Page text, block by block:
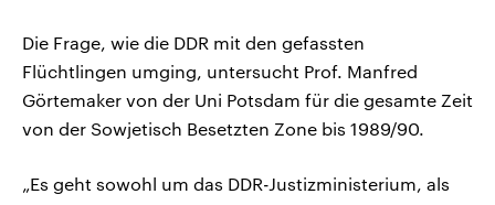
Die Frage, wie die DDR mit den gefassten
Flüchtlingen umging, untersucht Prof. Manfred
Görtemaker von der Uni Potsdam für die gesamte Zeit
von der Sowjetisch Besetzten Zone bis 1989/90.
„Es geht sowohl um das DDR-Justizministerium, als